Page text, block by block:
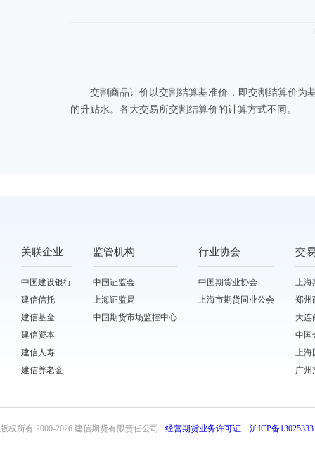
交割商品计价以交割结算基准价，即交割结算价为
的升贴水。各大交易所交割结算价的计算方式不同。
关联企业
中国建设银行
建信信托
建信基金
建信资本
建信人寿
建信养老金
监管机构
中国证监会
上海证监局
中国期货市场监控中心
行业协会
中国期货业协会
上海市期货同业公会
交
上海
郑州
大连
中国
上海
广州
版权所有 2000-2026 建信期货有限责任公司 经营期货业务许可证 沪ICP备